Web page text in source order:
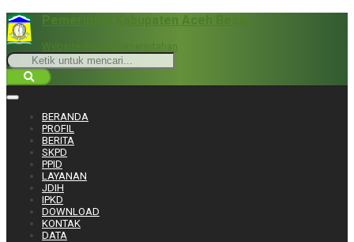
Pemerintah Kabupaten Aceh Besar
Website Resmi Pemerintahan
BERANDA
PROFIL
BERITA
SKPD
PPID
LAYANAN
JDIH
IPKD
DOWNLOAD
KONTAK
DATA